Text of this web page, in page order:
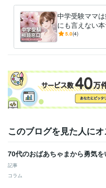
【ブログ】
私のことを少しでも知っていた
かったらご覧くださいませ。
コンテンツマーケットに初出品し
https://coconala.com/
経験職種
事務・ビジネスサポート / 秘書
ライフスタイル・その他 / 講師・
受賞歴
Instagramスタート
3〜
ココナラレギュラーランク
中学受験ママ
にも言えない
ママだって頑
5.0(4)
このブログを見た人に
70代のおばあちゃまから勇気を
記事
コラム